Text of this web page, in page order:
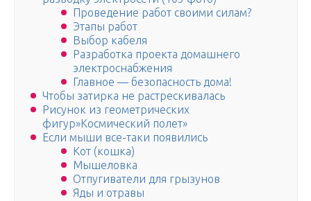
Проведение работ своими силам?
Этапы работ
Выбор кабеля
Разработка проекта домашнего
электроснабжения
Главное — безопасность дома!
Чтобы затирка не растрескивалась
Рисунок из геометрических
фигур»Космический полет»
Если мыши все-таки появились
Кот (кошка)
Мышеловка
Отпугиватели для грызунов
Яды и отравы